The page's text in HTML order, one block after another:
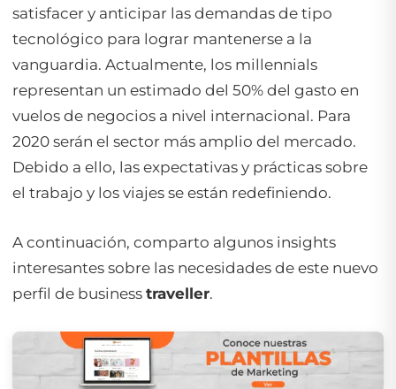
satisfacer y anticipar las demandas de tipo
tecnológico para lograr mantenerse a la
vanguardia. Actualmente, los millennials
representan un estimado del 50% del gasto en
vuelos de negocios a nivel internacional. Para
2020 serán el sector más amplio del mercado.
Debido a ello, las expectativas y prácticas sobre
el trabajo y los viajes se están redefiniendo.
A continuación, comparto algunos insights
interesantes sobre las necesidades de este nuevo
perfil de business traveller.